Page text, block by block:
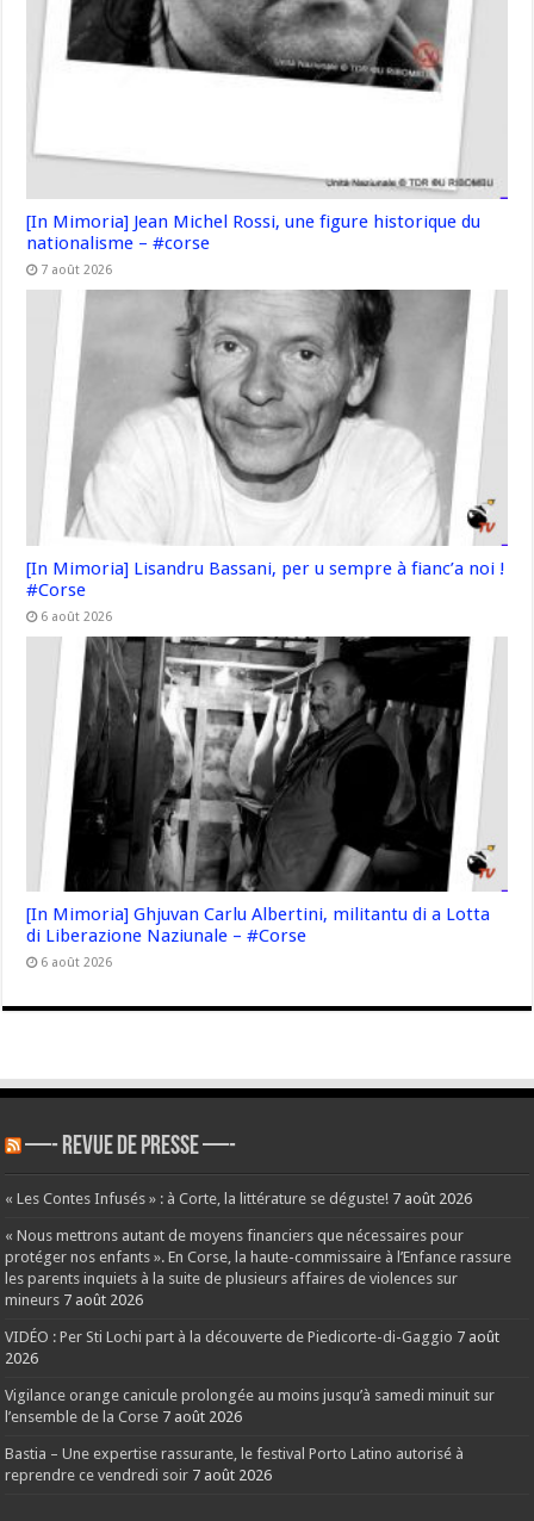
[In Mimoria] Jean Michel Rossi, une figure historique du
nationalisme – #corse
7 août 2026
[In Mimoria] Lisandru Bassani, per u sempre à fianc’a noi !
#Corse
6 août 2026
[In Mimoria] Ghjuvan Carlu Albertini, militantu di a Lotta
di Liberazione Naziunale – #Corse
6 août 2026
—- REVUE DE PRESSE —-
« Les Contes Infusés » : à Corte, la littérature se déguste! 7 août 2026
« Nous mettrons autant de moyens financiers que nécessaires pour
protéger nos enfants ». En Corse, la haute-commissaire à l’Enfance rassure
les parents inquiets à la suite de plusieurs affaires de violences sur
mineurs 7 août 2026
VIDÉO : Per Sti Lochi part à la découverte de Piedicorte-di-Gaggio 7 août
2026
Vigilance orange canicule prolongée au moins jusqu’à samedi minuit sur
l’ensemble de la Corse 7 août 2026
Bastia – Une expertise rassurante, le festival Porto Latino autorisé à
reprendre ce vendredi soir 7 août 2026